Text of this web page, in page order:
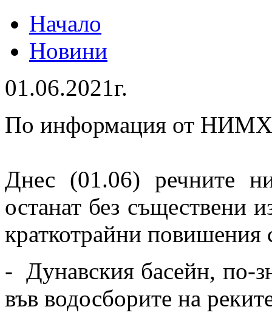
Начало
Новини
01.06.2021г.
По информация от
Днес (01.06) речните
останат без съществени
краткотрайни повишения
- Дунавския басейн, по-
във водосборите на